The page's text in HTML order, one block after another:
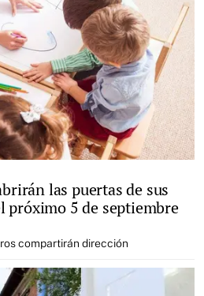
las puertas de sus
próximo 5 de septiembre
compartirán dirección